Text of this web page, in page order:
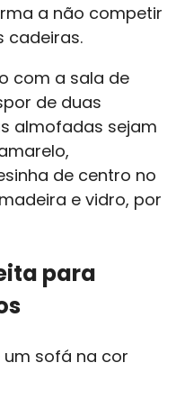
a não competir
cadeiras.
com a sala de
de duas
almofadas sejam
de centro no
e vidro, por
para